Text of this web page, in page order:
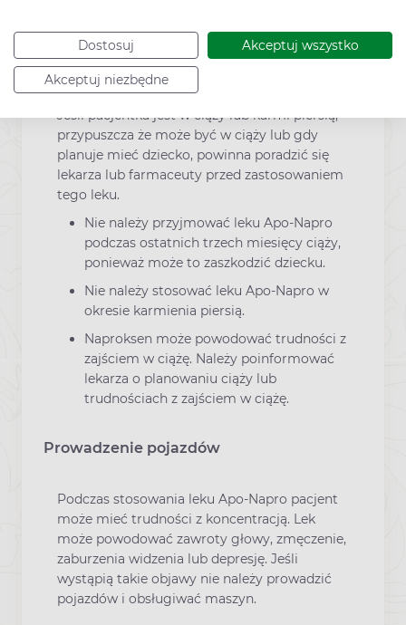
Dostosuj Akceptuj wszystko
Akceptuj niezbędne
Lek Apo-Napro w ciąży
Jeśli pacjentka jest w ciąży lub karmi piersią,
przypuszcza że może być w ciąży lub gdy
planuje mieć dziecko, powinna poradzić się
lekarza lub farmaceuty przed zastosowaniem
tego leku.
Nie należy przyjmować leku Apo-Napro
podczas ostatnich trzech miesięcy ciąży,
ponieważ może to zaszkodzić dziecku.
Nie należy stosować leku Apo-Napro w
okresie karmienia piersią.
Naproksen może powodować trudności z
zajściem w ciążę. Należy poinformować
lekarza o planowaniu ciąży lub
trudnościach z zajściem w ciążę.
Prowadzenie pojazdów
Podczas stosowania leku Apo-Napro pacjent
może mieć trudności z koncentracją. Lek
może powodować zawroty głowy, zmęczenie,
zaburzenia widzenia lub depresję. Jeśli
wystąpią takie objawy nie należy prowadzić
pojazdów i obsługiwać maszyn.